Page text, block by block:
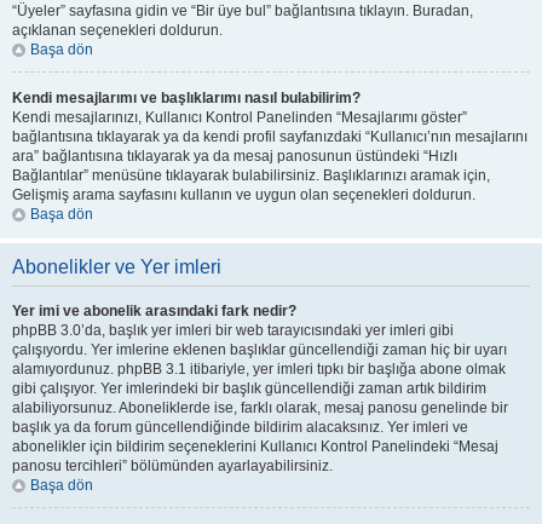
“Üyeler” sayfasına gidin ve “Bir üye bul” bağlantısına tıklayın. Buradan,
açıklanan seçenekleri doldurun.
Başa dön
Kendi mesajlarımı ve başlıklarımı nasıl bulabilirim?
Kendi mesajlarınızı, Kullanıcı Kontrol Panelinden “Mesajlarımı göster”
bağlantısına tıklayarak ya da kendi profil sayfanızdaki “Kullanıcı’nın mesajlarını
ara” bağlantısına tıklayarak ya da mesaj panosunun üstündeki “Hızlı
Bağlantılar” menüsüne tıklayarak bulabilirsiniz. Başlıklarınızı aramak için,
Gelişmiş arama sayfasını kullanın ve uygun olan seçenekleri doldurun.
Başa dön
Abonelikler ve Yer imleri
Yer imi ve abonelik arasındaki fark nedir?
phpBB 3.0’da, başlık yer imleri bir web tarayıcısındaki yer imleri gibi
çalışıyordu. Yer imlerine eklenen başlıklar güncellendiği zaman hiç bir uyarı
alamıyordunuz. phpBB 3.1 itibariyle, yer imleri tıpkı bir başlığa abone olmak
gibi çalışıyor. Yer imlerindeki bir başlık güncellendiği zaman artık bildirim
alabiliyorsunuz. Aboneliklerde ise, farklı olarak, mesaj panosu genelinde bir
başlık ya da forum güncellendiğinde bildirim alacaksınız. Yer imleri ve
abonelikler için bildirim seçeneklerini Kullanıcı Kontrol Panelindeki “Mesaj
panosu tercihleri” bölümünden ayarlayabilirsiniz.
Başa dön